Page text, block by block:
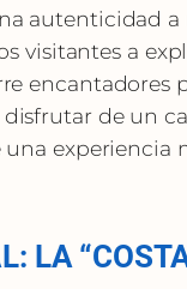
autenticidad
visitantes a
encantadores
de un
experiencia
LA